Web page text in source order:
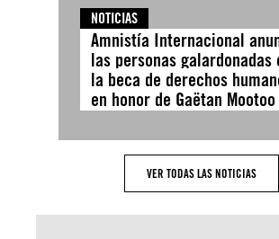
NOTICIAS
Amnistía Internacional
las personas galardonadas
la beca de derechos
en honor de Gaëtan Mootoo
VER TODAS LAS NOTICIAS